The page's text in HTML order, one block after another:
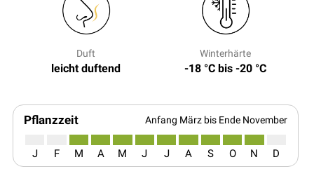
Duft
leicht duftend
Winterhärte
-18 °C bis -20 °C
Pflanzzeit Anfang März bis Ende November
J F M A M J J A S O N D